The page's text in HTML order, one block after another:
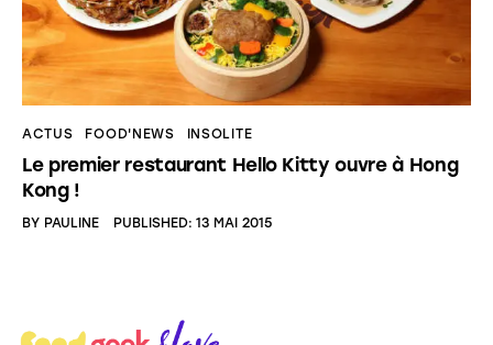
ACTUS FOOD'NEWS INSOLITE
Le premier restaurant Hello Kitty ouvre à Hong
Kong !
BY PAULINE PUBLISHED: 13 MAI 2015